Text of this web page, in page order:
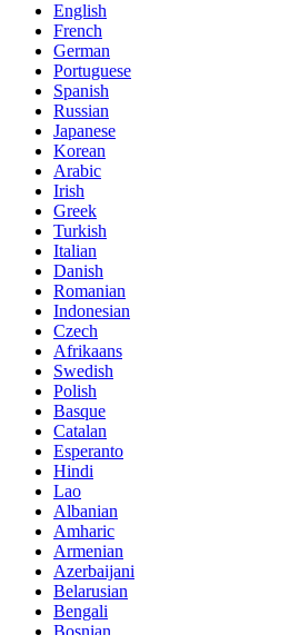
English
French
German
Portuguese
Spanish
Russian
Japanese
Korean
Arabic
Irish
Greek
Turkish
Italian
Danish
Romanian
Indonesian
Czech
Afrikaans
Swedish
Polish
Basque
Catalan
Esperanto
Hindi
Lao
Albanian
Amharic
Armenian
Azerbaijani
Belarusian
Bengali